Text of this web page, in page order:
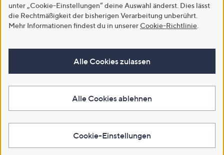
unter „Cookie-Einstellungen“ deine Auswahl änderst. Dies lässt
die Rechtmäßigkeit der bisherigen Verarbeitung unberührt.
Mehr Informationen findest du in unserer Cookie-Richtlinie
Alle Cookies zulassen
Alle Cookies ablehnen
Cookie-Einstellungen